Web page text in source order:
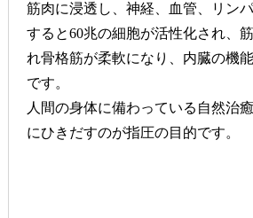
筋肉に浸透し、神経、血管、リン
すると60兆の細胞が活性化され、
れ骨格筋が柔軟になり、内臓の機
です。
人間の身体に備わっている自然治
にひきだすのが指圧の目的です。